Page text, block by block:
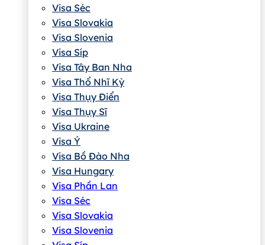
Visa Séc
Visa Slovakia
Visa Slovenia
Visa Síp
Visa Tây Ban Nha
Visa Thổ Nhĩ Kỳ
Visa Thụy Điển
Visa Thụy Sĩ
Visa Ukraine
Visa Ý
Visa Bồ Đào Nha
Visa Hungary
Visa Phần Lan
Visa Séc
Visa Slovakia
Visa Slovenia